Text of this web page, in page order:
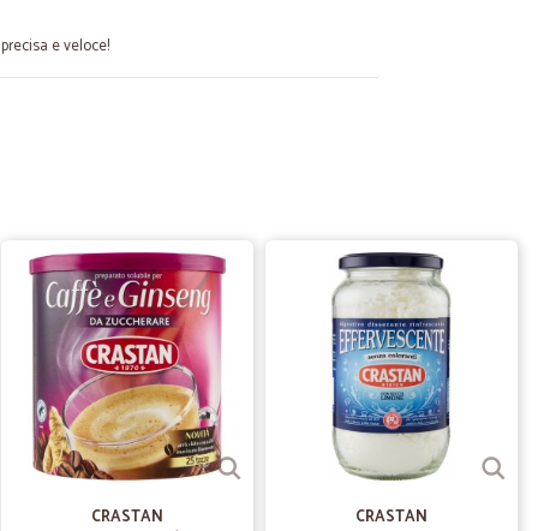
e veloce!
03/09/2021
80 prodotti secchi domenica 22-08-21 h. 18,00, ho
prodotti + costo spedizione 2,90 + costo
spediti martedì 24-08-21 h. 15,23 e il tutto (3 colli) mi
piano senza ascensore mercoledì 25-08-21 h. 12,20.
all'ordine l'orario di consegna , come invece è
casa), COMUNQUE NESSUN PROBLEMA RILEVATO.
CRASTAN
CRASTAN